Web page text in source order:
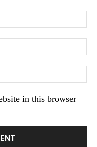
in this browser